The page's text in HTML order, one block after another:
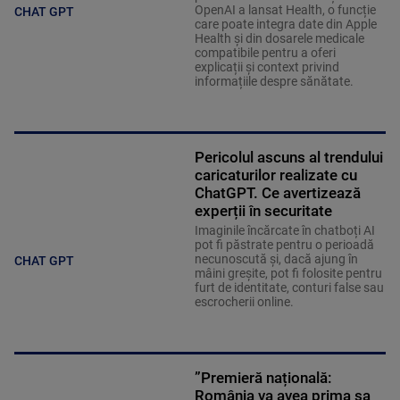
CHAT GPT
OpenAI a lansat Health, o funcție
care poate integra date din Apple
Health și din dosarele medicale
compatibile pentru a oferi
explicații și context privind
informațiile despre sănătate.
CHAT GPT
Pericolul ascuns al trendului
caricaturilor realizate cu
ChatGPT. Ce avertizează
experții în securitate
Imaginile încărcate în chatboți AI
pot fi păstrate pentru o perioadă
necunoscută și, dacă ajung în
mâini greșite, pot fi folosite pentru
furt de identitate, conturi false sau
escrocherii online.
”Premieră națională:
România va avea prima sa